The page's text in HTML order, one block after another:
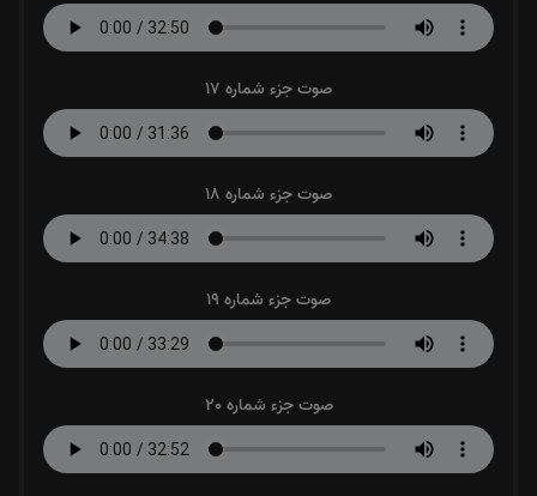
صوت جزء شماره 17
صوت جزء شماره 18
صوت جزء شماره 19
صوت جزء شماره 20